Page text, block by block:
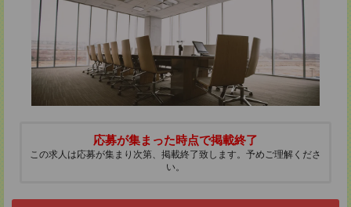
応募が集まった時点で掲載終了
この求人は応募が集まり次第、掲載終了致します。予めご理解くださ
い。